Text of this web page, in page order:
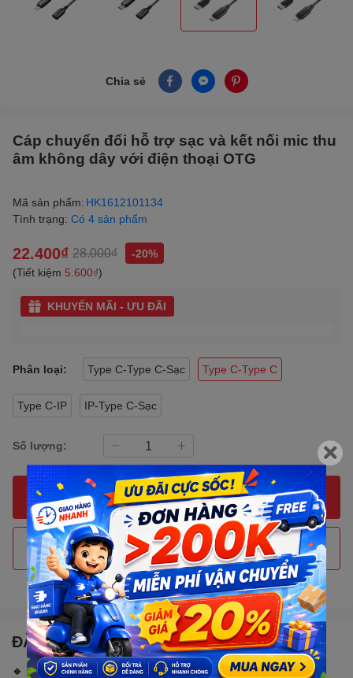
Chia sẻ
Cáp chuyển đổi hỗ trợ sạc và kết nối mic thu
âm không dây với điện thoại OTG
Mã sản phẩm: HK1612101134
Tình trạng: Có 4 sản phẩm
22.400₫ 28.000₫
-20%
(Tiết kiệm 5.600₫)
KHUYẾN MÃI - ƯU ĐÃI
Phân loại: Type C-Type C-Sạc Type C-Type C
Type C-IP IP-Type C-Sạc
Số lượng:
MUA NGAY
THÊM VÀO GIỎ HÀNG
Gọi đặt mua0907088123 (7:30 - 17:00)
ĐẶC ĐIỂM NỔI BẬT
🔹 MÔ TẢ SẢN PHẨM